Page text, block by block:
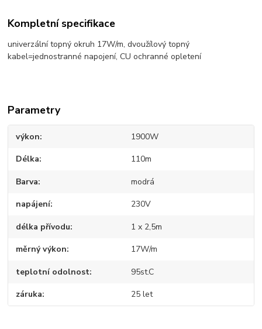
Kompletní specifikace
univerzální topný okruh 17W/m, dvoužílový topný
kabel=jednostranné napojení, CU ochranné opletení
Parametry
výkon 1900W
Délka 110m
Barva modrá
napájení 230V
délka přívodu 1 x 2,5m
měrný výkon 17W/m
teplotní odolnost 95st.C
záruka 25 let